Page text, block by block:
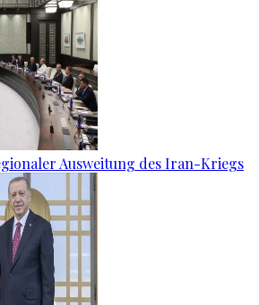
Ausweitung des Iran-Kriegs